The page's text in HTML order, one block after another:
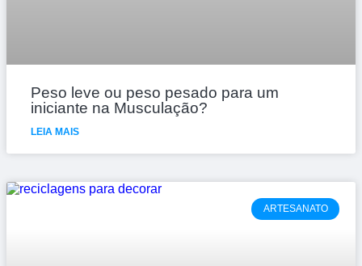
Peso leve ou peso pesado para um
iniciante na Musculação?
LEIA MAIS
ARTESANATO